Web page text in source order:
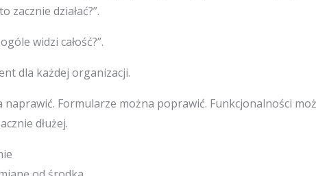
zacznie działać?”.
widzi całość?”.
dla każdej organizacji.
Formularze można poprawić. Funkcjonalności
dłużej.